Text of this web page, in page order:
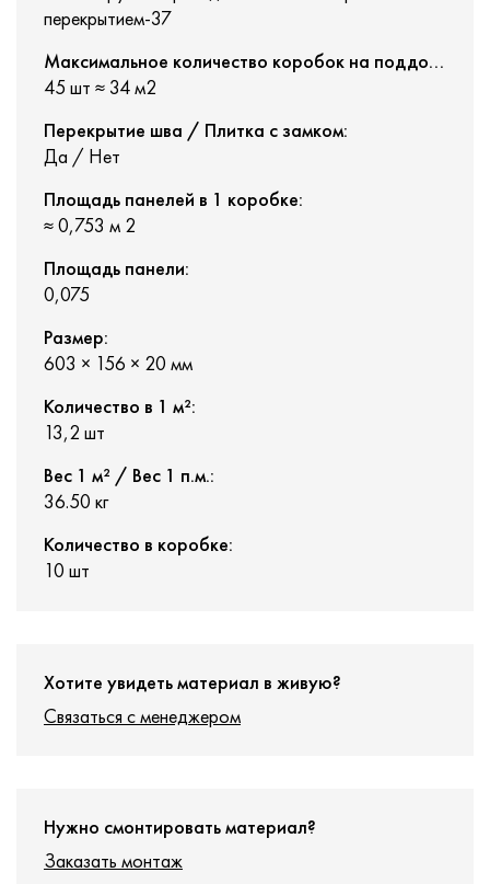
перекрытием-37
Максимальное количество коробок на поддоне:
45 шт ≈ 34 м2
Перекрытие шва / Плитка с замком:
Да / Нет
Площадь панелей в 1 коробке:
≈ 0,753 м 2
Площадь панели:
0,075
Размер:
603 × 156 × 20 мм
Количество в 1 м²:
13,2 шт
Вес 1 м² / Вес 1 п.м.:
36.50 кг
Количество в коробке:
10 шт
Хотите увидеть материал в живую?
Связаться с менеджером
Нужно смонтировать материал?
Заказать монтаж